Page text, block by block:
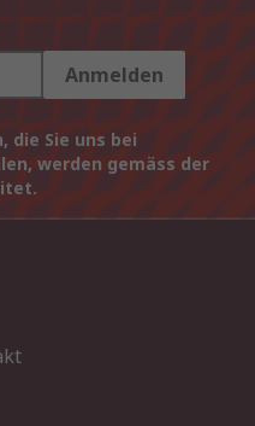
Anmelden
die Sie uns bei
werden gemäss der